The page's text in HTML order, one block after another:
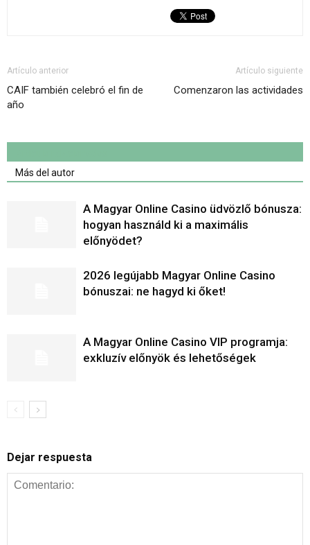
Artículo anterior
CAIF también celebró el fin de
año
Artículo siguiente
Comenzaron las actividades
Más del autor
A Magyar Online Casino üdvözlő bónusza:
hogyan használd ki a maximális
előnyödet?
2026 legújabb Magyar Online Casino
bónuszai: ne hagyd ki őket!
A Magyar Online Casino VIP programja:
exkluzív előnyök és lehetőségek
Dejar respuesta